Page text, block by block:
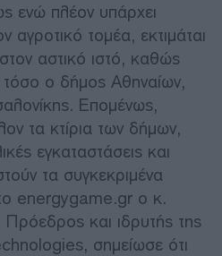
ενώ πλέον υπάρχει
τομέα, εκτιμάται
αστικό ιστό, καθώς
τόσο ο δήμος Αθηναίων,
Επομένως,
τα κτίρια των δήμων,
εγκαταστάσεις και
τα συγκεκριμένα
energygame.gr ο κ.
Πρόεδρος και ιδρυτής της
σημείωσε ότι